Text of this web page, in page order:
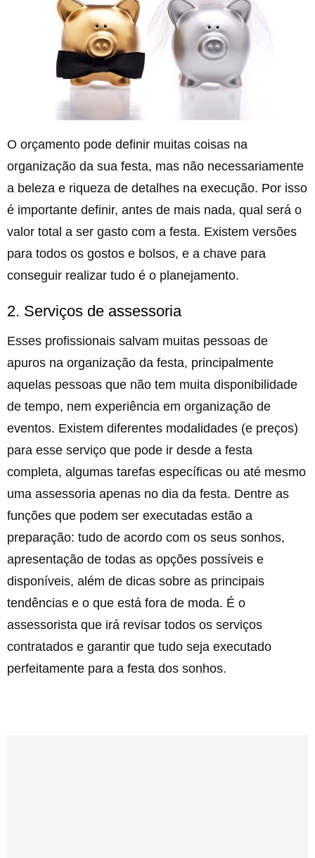
O orçamento pode definir muitas coisas na
organização da sua festa, mas não necessariamente
a beleza e riqueza de detalhes na execução. Por isso
é importante definir, antes de mais nada, qual será o
valor total a ser gasto com a festa. Existem versões
para todos os gostos e bolsos, e a chave para
conseguir realizar tudo é o planejamento.
2. Serviços de assessoria
Esses profissionais salvam muitas pessoas de
apuros na organização da festa, principalmente
aquelas pessoas que não tem muita disponibilidade
de tempo, nem experiência em organização de
eventos. Existem diferentes modalidades (e preços)
para esse serviço que pode ir desde a festa
completa, algumas tarefas específicas ou até mesmo
uma assessoria apenas no dia da festa. Dentre as
funções que podem ser executadas estão a
preparação: tudo de acordo com os seus sonhos,
apresentação de todas as opções possíveis e
disponíveis, além de dicas sobre as principais
tendências e o que está fora de moda. É o
assessorista que irá revisar todos os serviços
contratados e garantir que tudo seja executado
perfeitamente para a festa dos sonhos.